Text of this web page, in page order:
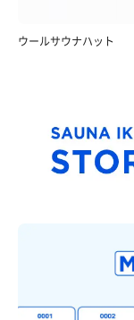
ウールサウナハット